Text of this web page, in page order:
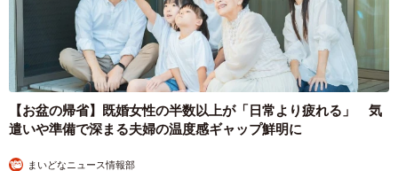
【お盆の帰省】既婚女性の半数以上が「日常より疲れる」 気
遣いや準備で深まる夫婦の温度感ギャップ鮮明に
まいどなニュース情報部